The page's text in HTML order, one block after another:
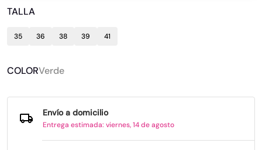
TALLA
35 36 38 39 41
COLORVerde
Envío a domicilio
Entrega estimada: viernes, 14 de agosto